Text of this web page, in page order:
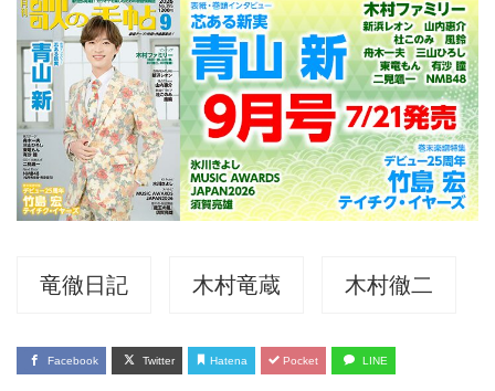
竜徹日記 木村竜蔵 木村徹二
Facebook Twitter Hatena Pocket LINE